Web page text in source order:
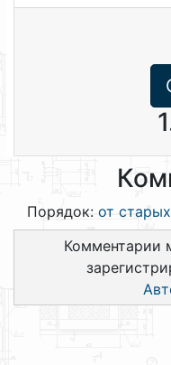
Порядок: от
Комментарии